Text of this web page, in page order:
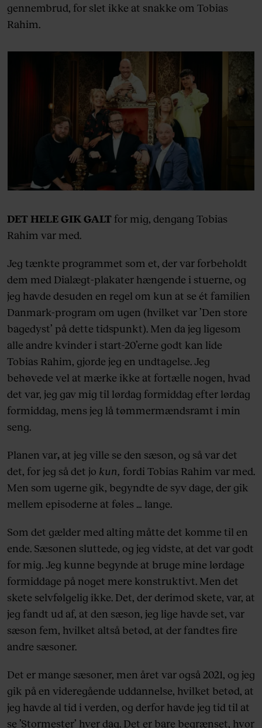
gennembrud, for slet ikke at snakke om Tobias
Rahim.
DET HELE GIK GALTfor mig, dengang Tobias
Rahim var med.
Jeg tænkte programmet som et, der var forbeholdt
dem med Dialægt-plakater hængende i stuerne, og
jeg havde desuden en regel om kun at se ét familien
Danmark-program om ugen (hvilket var ’Den store
bagedyst’ på dette tidspunkt). Men da jeg ligesom
alle andre kvinder i start-20’erne godt kan lide
Tobias Rahim, gjorde jeg en undtagelse. Jeg
behøvede vel at mærke ikke at fortælle nogen, hvad
det var, jeg gav mig til lørdag formiddag efter lørdag
formiddag, mens jeg lå tømmermændsramt i min
seng.
Planen var, at jeg ville se den sæson, og så var det
det, for jeg så det jo kun, fordi Tobias Rahim var med.
Men som ugerne gik, begyndte de syv dage, der gik
mellem episoderne at føles … lange.
Som det gælder med alting måtte det komme til en
ende. Sæsonen sluttede, og jeg vidste, at det var godt
for mig. Jeg kunne begynde at bruge mine lørdage
formiddage på noget mere konstruktivt. Men det
skete selvfølgelig ikke. Det, der derimod skete, var, at
jeg fandt ud af, at den sæson, jeg lige havde set, var
sæson fem, hvilket altså betød, at der fandtes fire
andre sæsoner.
Det er mange sæsoner, men året var også 2021, og jeg
gik på en videregående uddannelse, hvilket betød, at
jeg havde al tid i verden, og derfor havde jeg tid til at
se ’Stormester’ hver dag. Det er bare begrænset, hvor